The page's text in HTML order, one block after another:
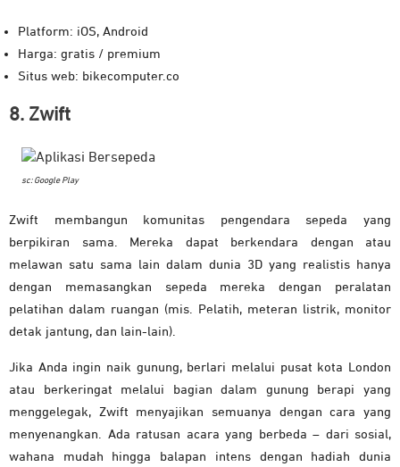
Platform: iOS, Android
Harga: gratis / premium
Situs web: bikecomputer.co
8. Zwift
sc: Google Play
Zwift membangun komunitas pengendara sepeda yang
berpikiran sama. Mereka dapat berkendara dengan atau
melawan satu sama lain dalam dunia 3D yang realistis hanya
dengan memasangkan sepeda mereka dengan peralatan
pelatihan dalam ruangan (mis. Pelatih, meteran listrik, monitor
detak jantung, dan lain-lain).
Jika Anda ingin naik gunung, berlari melalui pusat kota London
atau berkeringat melalui bagian dalam gunung berapi yang
menggelegak, Zwift menyajikan semuanya dengan cara yang
menyenangkan. Ada ratusan acara yang berbeda – dari sosial,
wahana mudah hingga balapan intens dengan hadiah dunia